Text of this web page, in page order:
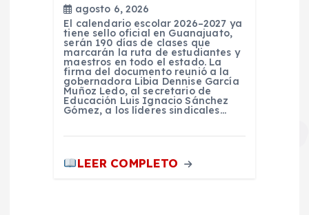
agosto 6, 2026
El calendario escolar 2026–2027 ya
tiene sello oficial en Guanajuato,
serán 190 días de clases que
marcarán la ruta de estudiantes y
maestros en todo el estado. La
firma del documento reunió a la
gobernadora Libia Dennise García
Muñoz Ledo, al secretario de
Educación Luis Ignacio Sánchez
Gómez, a los líderes sindicales…
LEER COMPLETO